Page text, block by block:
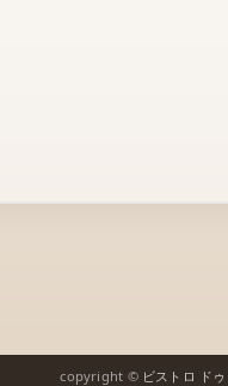
copyright © ビストロ ド